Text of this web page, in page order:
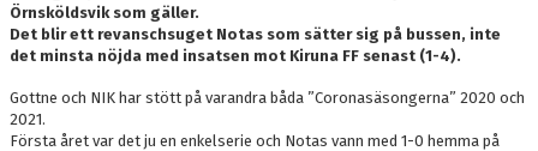
Örnsköldsvik som gäller.
Det blir ett revanschsuget Notas som sätter sig på bussen, inte
det minsta nöjda med insatsen mot Kiruna FF senast (1-4).
Gottne och NIK har stött på varandra båda ”Coronasäsongerna” 2020 och
2021.
Första året var det ju en enkelserie och Notas vann med 1-0 hemma på